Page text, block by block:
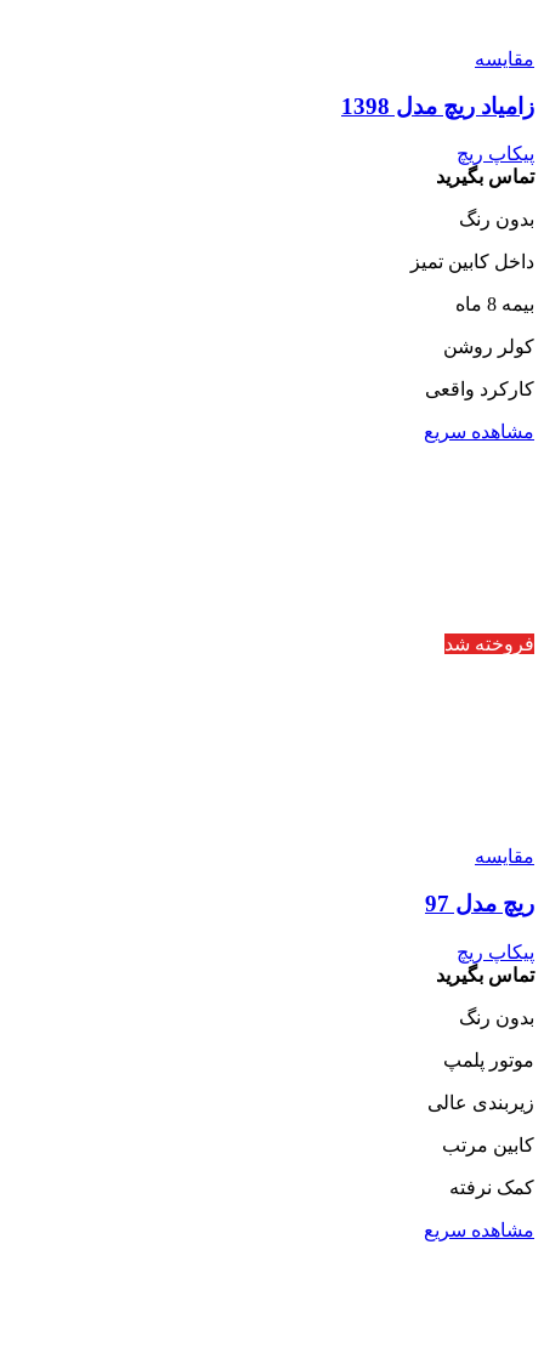
مقایسه
زامیاد ریچ مدل 1398
پیکاپ ریچ
تماس بگیرید
بدون رنگ
داخل کابین تمیز
بیمه 8 ماه
کولر روشن
کارکرد واقعی
مشاهده سریع
فروخته شد
مقایسه
ریچ مدل 97
پیکاپ ریچ
تماس بگیرید
بدون رنگ‌
موتور پلمپ
زیربندی عالی
کابین مرتب
کمک نرفته
مشاهده سریع